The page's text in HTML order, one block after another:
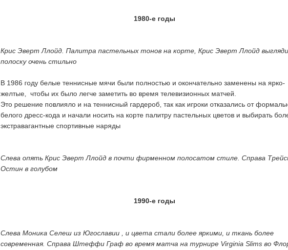
1980-е годы
Крис Эверт Ллойд. Палитра пастельных тонов на корте, Крис Эверт Ллойд
полоску очень стильно
В 1986 году белые теннисные мячи были полностью и окончательно заменены на ярко-
желтые, чтобы их было легче заметить во время телевизионных матчей.
Это решение повлияло и на теннисный гардероб, так как игроки отказались от
белого дресс-кода и начали носить на корте палитру пастельных цветов и выбирать
экстравагантные спортивные наряды
Слева опять Крис Эверт Ллойд в почти фирменном полосатом стиле. Справа
Остин в голубом
1990-е годы
Слева Моника Селеш из Югославии , и цвета стали более яркими, и ткань более
современная. Справа Штеффи Граф во время матча на турнире Virginia Slims во